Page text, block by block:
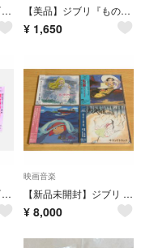
【新品同様】ジブリ『風の谷のナウシカ』ハイテックシリーズ廃盤サントラCD／アニメ 【美品】ジブリ『もののけ姫』初回限定版サントラCD／特典付／廃盤／宮崎駿／久石譲
¥ 1,650
【新品同様】ジブリ『魔女の宅急便』サントラCD／廃盤／アニメ／宮崎駿／久石譲
映画音楽
【新品未開封】ジブリ サントラ CD まとめ売り 4枚セット
¥ 8,000